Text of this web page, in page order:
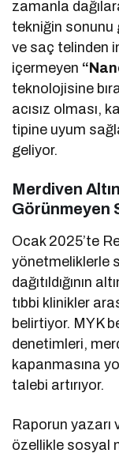
zamanla
tekniğin sonunu
ve saç telinden
içermeyen
teknolojisine
acısız olması,
tipine uyum
geliyor.
Merdiven
Görünmeyen
Ocak 2025’te
yönetmeliklerle
dağıtıldığının
tıbbi klinikler
belirtiyor. MYK
denetimleri,
kapanmasına
talebi artırıyor.
Raporun yazarı
özellikle sosyal